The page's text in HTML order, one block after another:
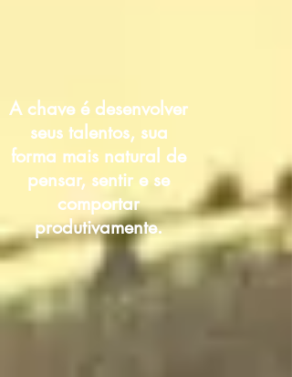
A chave é desenvolver
seus talentos, sua
forma mais natural de
pensar, sentir e se
comportar
produtivamente.